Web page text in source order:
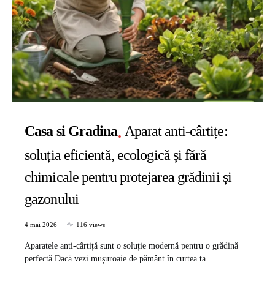
Casa si Gradina Aparat anti-cârtițe:
soluția eficientă, ecologică și fără
chimicale pentru protejarea grădinii și
gazonului
4 mai 2026 116 views
Aparatele anti-cârtiță sunt o soluție modernă pentru o grădină
perfectă Dacă vezi mușuroaie de pământ în curtea ta…